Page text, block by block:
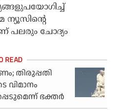
ന്യൂസിന്റെ
പലരും ചോദ്യം
തിരുപ്പതി
വിമാനം
ഭക്തര്‍